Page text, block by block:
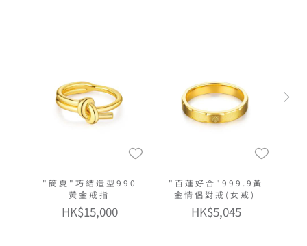
"簡夏"巧結造型990
黃金戒指
HK$15,000
"百蓮好合"999.9黃
金情侶對戒(女戒)
HK$5,045